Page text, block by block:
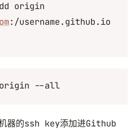
origin
:/username.github.io
--all
器的ssh key添加进Github